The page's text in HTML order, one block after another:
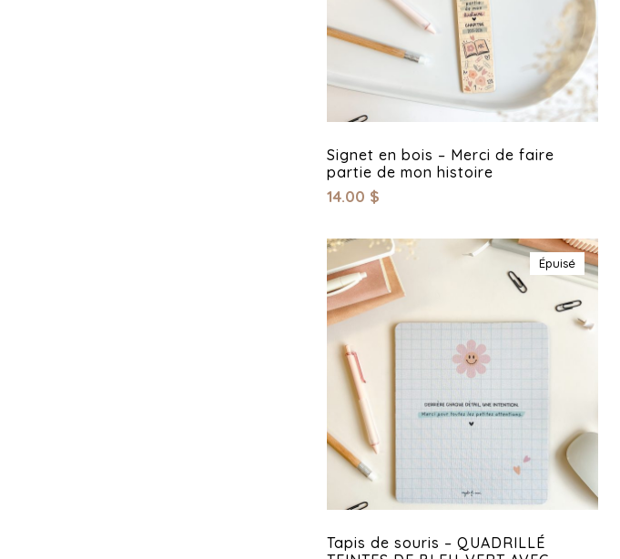
Signet en bois – Merci de faire
partie de mon histoire
14.00 $
Épuisé
Tapis de souris – QUADRILLÉ